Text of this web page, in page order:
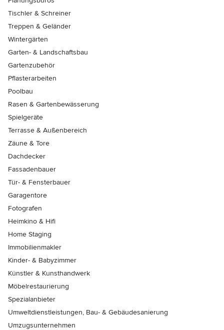
Tischler & Schreiner
Treppen & Geländer
Wintergärten
Garten- & Landschaftsbau
Gartenzubehör
Pflasterarbeiten
Poolbau
Rasen & Gartenbewässerung
Spielgeräte
Terrasse & Außenbereich
Zäune & Tore
Dachdecker
Fassadenbauer
Tür- & Fensterbauer
Garagentore
Fotografen
Heimkino & Hifi
Home Staging
Immobilienmakler
Kinder- & Babyzimmer
Künstler & Kunsthandwerk
Möbelrestaurierung
Spezialanbieter
Umweltdienstleistungen, Bau- & Gebäudesanierung
Umzugsunternehmen